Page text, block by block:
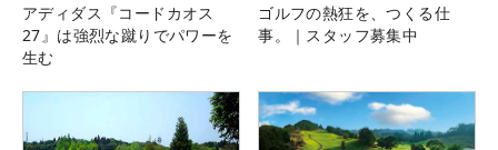
アディダス『コードカオス
27』は強烈な蹴りでパワーを
生む
ゴルフの熱狂を、つくる仕
事。｜スタッフ募集中